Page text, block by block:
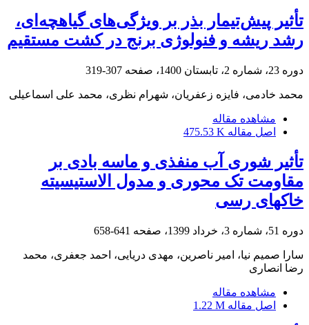
تأثیر پیش‌تیمار بذر بر ویژگی‌های گیاهچه‌ای،
رشد ریشه و فنولوژی برنج در کشت مستقیم
دوره 23، شماره 2، تابستان 1400، صفحه 307-319
محمد خادمی، فایزه زعفریان، شهرام نظری، محمد علی اسماعیلی
مشاهده مقاله
اصل مقاله 475.53 K
تأثیر شوری آب منفذی و ماسه بادی بر
مقاومت تک محوری و مدول الاستیسیته
خاکهای رسی
دوره 51، شماره 3، خرداد 1399، صفحه 641-658
سارا صمیم نیا، امیر ناصرین، مهدی دریایی، احمد جعفری، محمد
رضا انصاری
مشاهده مقاله
اصل مقاله 1.22 M